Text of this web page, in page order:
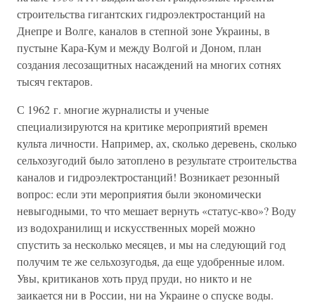
строительства гигантских гидроэлектростанций на
Днепре и Волге, каналов в степной зоне Украины, в
пустыне Кара-Кум и между Волгой и Доном, план
создания лесозащитных насаждений на многих сотнях
тысяч гектаров.
С 1962 г. многие журналисты и ученые
специализируются на критике мероприятий времен
культа личности. Например, ах, сколько деревень, сколько
сельхозугодий было затоплено в результате строительства
каналов и гидроэлектростанций! Возникает резонный
вопрос: если эти мероприятия были экономически
невыгодными, то что мешает вернуть «статус-кво»? Воду
из водохранилищ и искусственных морей можно
спустить за несколько месяцев, и мы на следующий год
получим те же сельхозугодья, да еще удобренные илом.
Увы, критиканов хоть пруд пруди, но никто и не
заикается ни в России, ни на Украине о спуске воды.